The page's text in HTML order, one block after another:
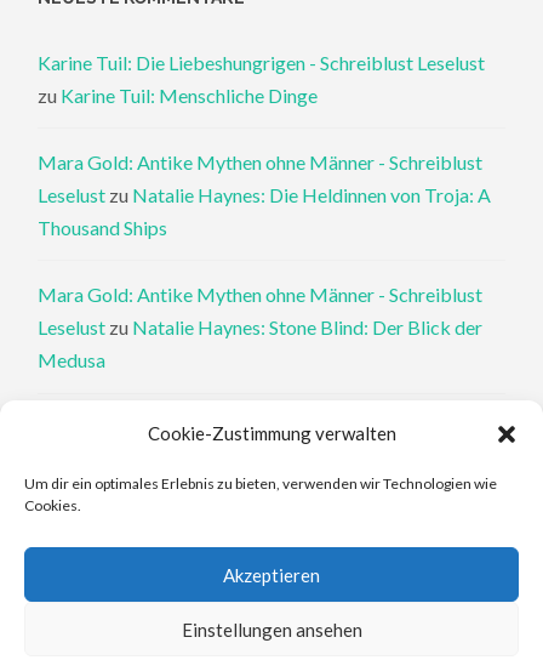
Cookie-Zustimmung verwalten
Um dir ein optimales Erlebnis zu bieten, verwenden wir Technologien wie
Cookies.
Akzeptieren
Einstellungen ansehen
Karine Tuil: Die Liebeshungrigen - Schreiblust Leselust
zu Karine Tuil: Menschliche Dinge
Mara Gold: Antike Mythen ohne Männer - Schreiblust
Leselust zu Natalie Haynes: Die Heldinnen von Troja: A
Thousand Ships
Mara Gold: Antike Mythen ohne Männer - Schreiblust
Leselust zu Natalie Haynes: Stone Blind: Der Blick der
Medusa
Philippa Perry: Die Therapeutin und ihre Mörder: Dr. Pat
Philippa Perry: Das Buch, von dem du dir wünschst, deine
Elena Ferrante: An den Rändern - Schreiblust Leselust
Elena Ferrante: Die Geschichte des verlorenen Kindes